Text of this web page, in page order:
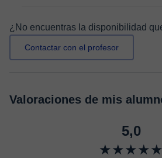
¿No encuentras la disponibilidad
Contactar con el profesor
Valoraciones de mis
5,0
★★★★★